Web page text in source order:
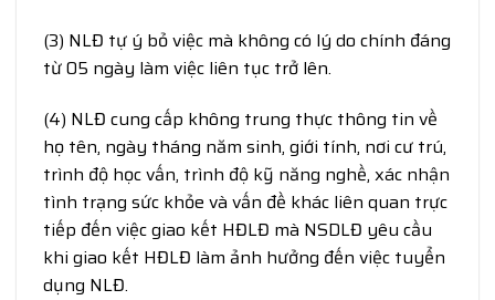
(3) NLĐ tự ý bỏ việc mà không có lý do chính đáng
từ 05 ngày làm việc liên tục trở lên.
(4) NLĐ cung cấp không trung thực thông tin về
họ tên, ngày tháng năm sinh, giới tính, nơi cư trú,
trình độ học vấn, trình độ kỹ năng nghề, xác nhận
tình trạng sức khỏe và vấn đề khác liên quan trực
tiếp đến việc giao kết HĐLĐ mà NSDLĐ yêu cầu
khi giao kết HĐLĐ làm ảnh hưởng đến việc tuyển
dụng NLĐ.